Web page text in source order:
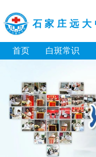
石家庄远
首页 白斑常识
补骨
伍德
儿
芦可